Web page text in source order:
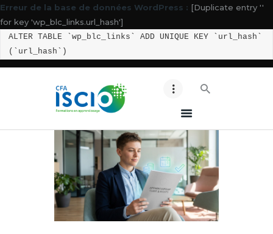
Erreur de la base de données WordPress : [Duplicate entry ''
for key 'wp_blc_links.url_hash']
ALTER TABLE `wp_blc_links` ADD UNIQUE KEY `url_hash`
(`url_hash`)
ACCUEIL ISCIO
NOS BTS
NOS BACHELORS
ESPACE ENTREPRISES
CONTACT
MES ACCES
LES BONS CONSEILS !